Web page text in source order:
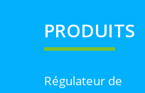
PRODUITS
Régulateur de